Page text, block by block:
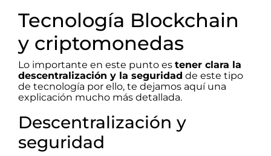
Tecnología Blockchain
y criptomonedas
Lo importante en este punto es tener clara la
descentralización y la seguridad de este tipo
de tecnología por ello, te dejamos aquí una
explicación mucho más detallada.
Descentralización y
seguridad